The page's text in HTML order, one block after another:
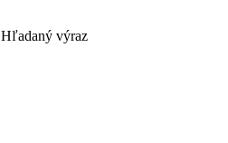
Hľadaný výraz